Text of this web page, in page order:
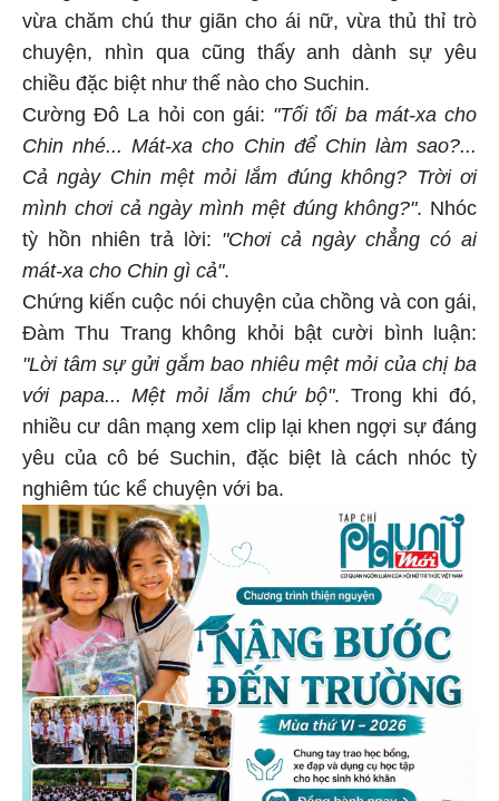
vừa chăm chú thư giãn cho ái nữ, vừa thủ thỉ trò
chuyện, nhìn qua cũng thấy anh dành sự yêu
chiều đặc biệt như thế nào cho Suchin.
Cường Đô La hỏi con gái: "Tối tối ba mát-xa cho
Chin nhé... Mát-xa cho Chin để Chin làm sao?...
Cả ngày Chin mệt mỏi lắm đúng không? Trời ơi
mình chơi cả ngày mình mệt đúng không?". Nhóc
tỳ hồn nhiên trả lời: "Chơi cả ngày chẳng có ai
mát-xa cho Chin gì cả".
Chứng kiến cuộc nói chuyện của chồng và con gái,
Đàm Thu Trang không khỏi bật cười bình luận:
"Lời tâm sự gửi gắm bao nhiêu mệt mỏi của chị ba
với papa... Mệt mỏi lắm chứ bộ". Trong khi đó,
nhiều cư dân mạng xem clip lại khen ngợi sự đáng
yêu của cô bé Suchin, đặc biệt là cách nhóc tỳ
nghiêm túc kể chuyện với ba.